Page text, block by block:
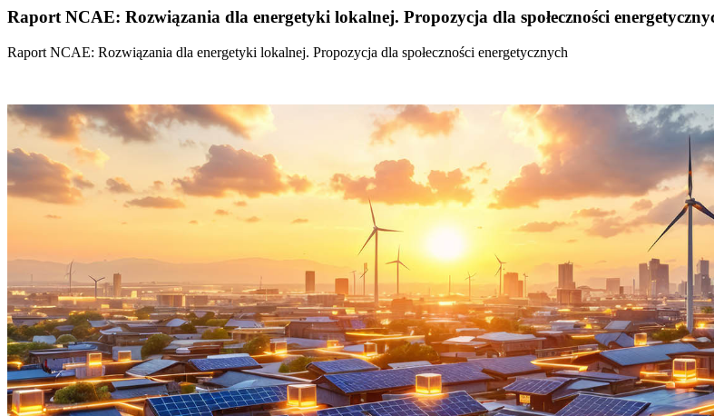
Raport NCAE: Rozwiązania dla energetyki lokalnej. Propozycja dla społeczności
Raport NCAE: Rozwiązania dla energetyki lokalnej. Propozycja dla społeczności energetycznych